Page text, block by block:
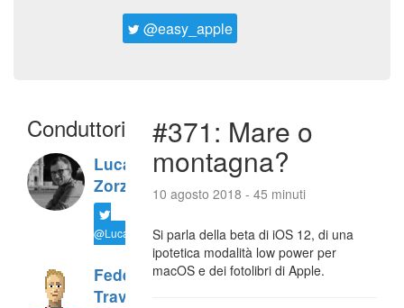
@easy_apple
Conduttori
Luca
Zorzi
@LucaTNT
Federico
Travaini
#371: Mare o
montagna?
10 agosto 2018 - 45 minuti
Si parla della beta di iOS 12, di una
ipotetica modalità low power per
macOS e dei fotolibri di Apple.